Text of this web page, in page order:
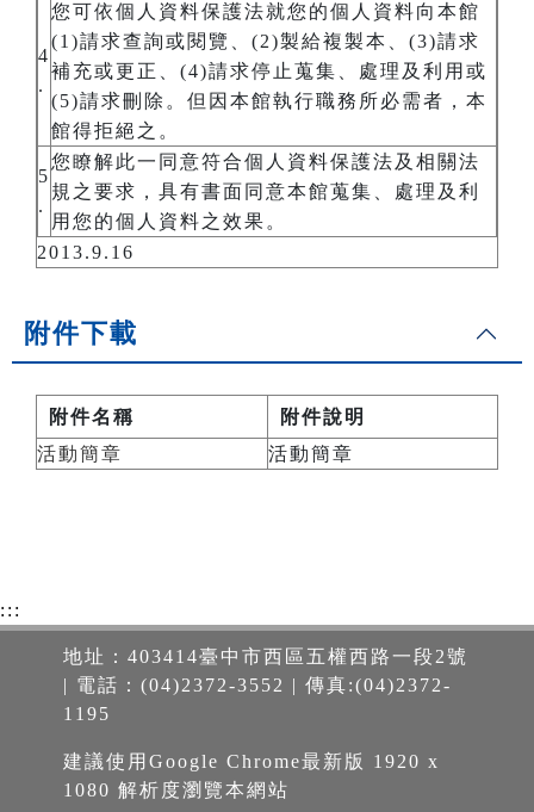
4
.
您可依個人資料保護法就您的個人資料向本館
(1)請求查詢或閱覽、(2)製給複製本、(3)請求
補充或更正、(4)請求停止蒐集、處理及利用或
(5)請求刪除。但因本館執行職務所必需者，本
館得拒絕之。
5
.
您瞭解此一同意符合個人資料保護法及相關法
規之要求，具有書面同意本館蒐集、處理及利
用您的個人資料之效果。
2013.9.16
附件下載
附件名稱
附件說明
活動簡章
活動簡章
:::
地址：403414臺中市西區五權西路一段2號
| 電話：(04)2372-3552 | 傳真:(04)2372-
1195
建議使用Google Chrome最新版 1920 x
1080 解析度瀏覽本網站